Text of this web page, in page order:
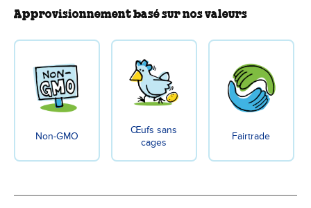
Approvisionnement basé sur nos valeurs
Non-GMO
Œufs sans
cages
Fairtrade